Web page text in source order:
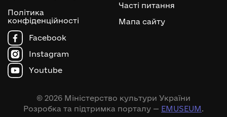
Політика
конфіденційності
Часті питання
Мапа сайту
Facebook
Instagram
Youtube
© 2026 Міністерство культури України
Розробка та підтримка порталу — EMUSEUM.